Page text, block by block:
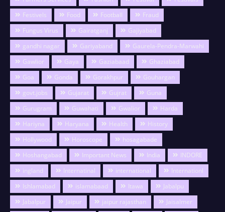
Festivels
Food Football
Fraud
Fungus Virus
Gairatganj
Gajiyabad
gandhi nagar
Gariyaband
Gaurela-Pendra-Marwahi
Gawlior
Gaya Gaziabaad
Ghaziabad
Goa
Gonda Gorakhpur
Gouhargan
govt.jobs
Gujarat Gujrat
Guna
Gurugram
Guwahati Gwalior
Harda
Hariyna
Haryana Health
History
Hollywood
Horoscope
hosagabade
Hoshangabad
Important News India
INDORE
ingland
Internatinal international
Internationl
Ishlamabad
islamabaad Itawa
Jabalpu
Jabalpur
Jaipur jaipur rajasthan
Jaisalmer